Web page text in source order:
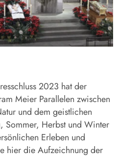
2023 hat der
Meier Parallelen zwischen
und dem geistlichen
Sommer, Herbst und Winter
Erleben und
hier die Aufzeichnung der